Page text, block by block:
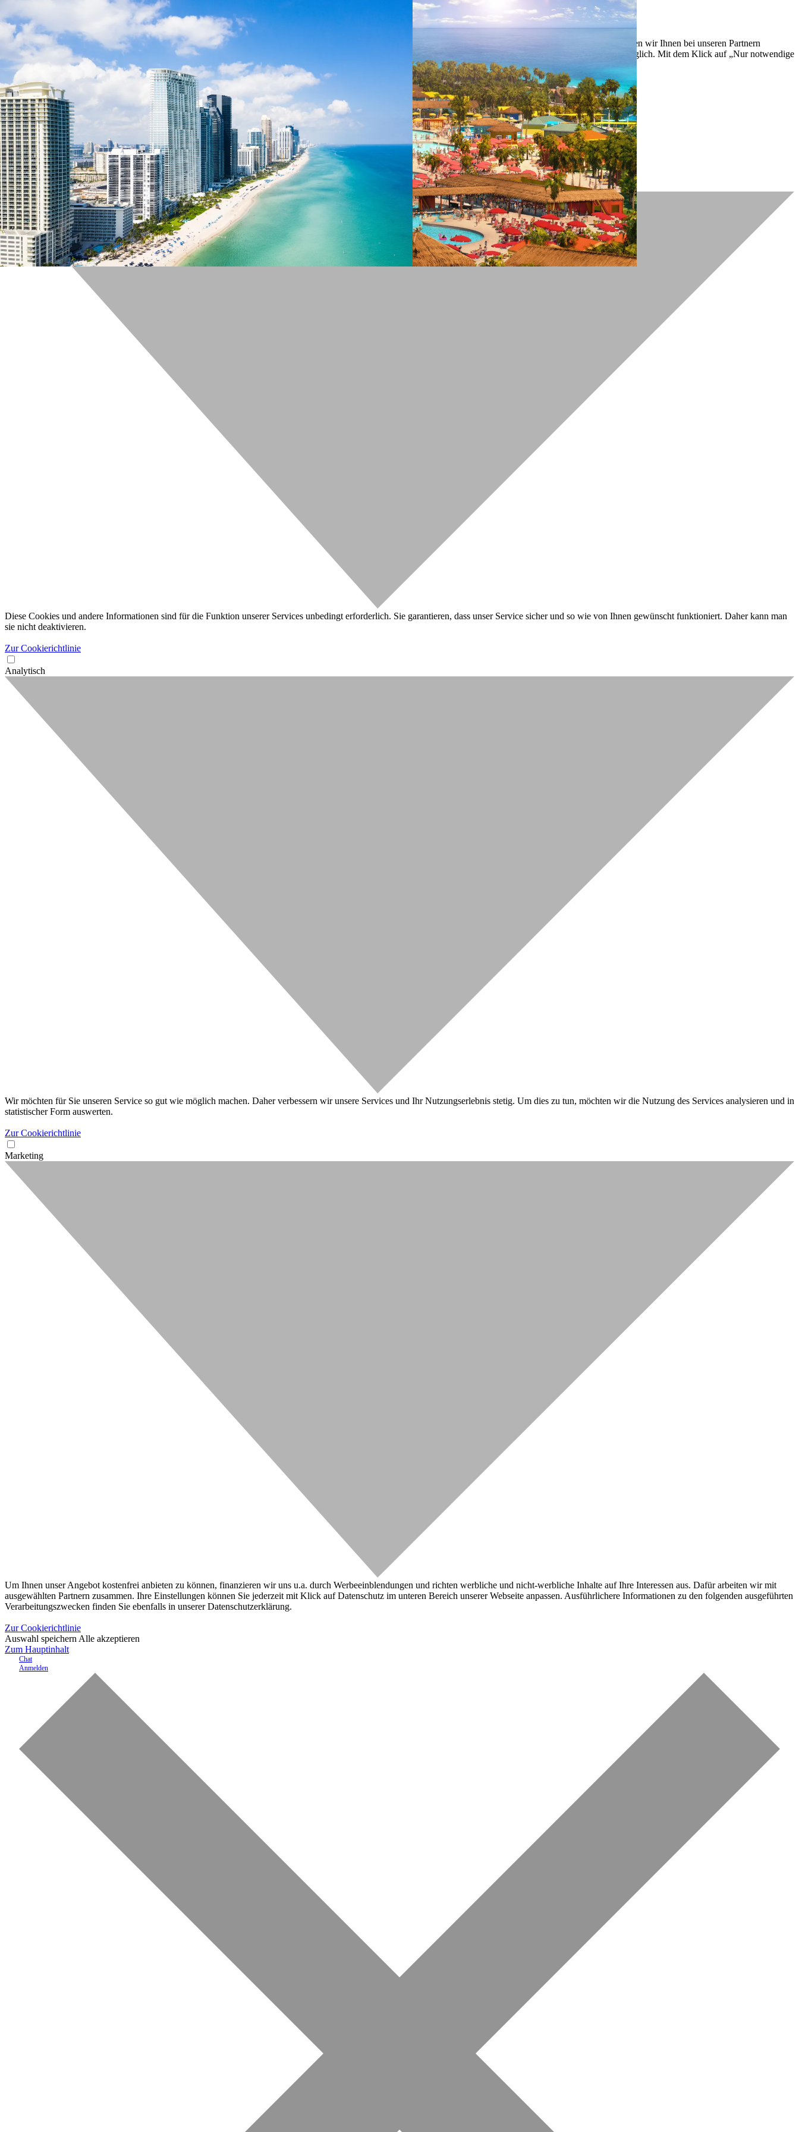
Unvergleichlich lecker
Mit dem Klick auf „geht klar” ermöglichen Sie uns Ihnen über Cookies ein verbessertes Nutzungserlebnis zu servieren und dieses kontinuierlich zu verbessern. So können wir Ihnen bei unseren Partnern
personalisierte Werbung und passende Angebote anzeigen. Über „anpassen” können Sie Ihre persönlichen Präferenzen festlegen. Dies ist auch nachträglich jederzeit möglich. Mit dem Klick auf „Nur notwendige
Cookies” werden lediglich technisch notwendige Cookies gespeichert.
Anpassen
Datenschutzerklärung
Cookierichtlinie
Impressum
« zurück
Ihre Cookie-Präferenzen verwalten
Wählen Sie, welche Cookies Sie auf check24.de akzeptieren.
Die Cookierichtlinie finden Siehier.
Notwendig
Diese Cookies und andere Informationen sind für die Funktion unserer Services unbedingt erforderlich. Sie garantieren, dass unser Service sicher und so wie von Ihnen gewünscht funktioniert. Daher kann man
sie nicht deaktivieren.
Zur Cookierichtlinie
Analytisch
Wir möchten für Sie unseren Service so gut wie möglich machen. Daher verbessern wir unsere Services und Ihr Nutzungserlebnis stetig. Um dies zu tun, möchten wir die Nutzung des Services analysieren und in
statistischer Form auswerten.
Zur Cookierichtlinie
Marketing
Um Ihnen unser Angebot kostenfrei anbieten zu können, finanzieren wir uns u.a. durch Werbeeinblendungen und richten werbliche und nicht-werbliche Inhalte auf Ihre Interessen aus. Dafür arbeiten wir mit
ausgewählten Partnern zusammen. Ihre Einstellungen können Sie jederzeit mit Klick auf Datenschutz im unteren Bereich unserer Webseite anpassen. Ausführlichere Informationen zu den folgenden ausgeführten
Verarbeitungszwecken finden Sie ebenfalls in unserer Datenschutzerklärung.
Zur Cookierichtlinie
Auswahl speichern Alle akzeptieren
Zum Hauptinhalt
Chat
Anmelden